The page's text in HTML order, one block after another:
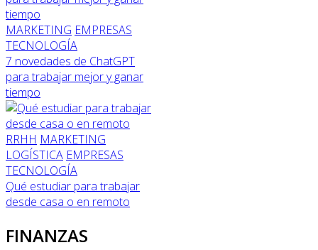
MARKETING EMPRESAS
TECNOLOGÍA
7 novedades de ChatGPT
para trabajar mejor y ganar
tiempo
RRHH MARKETING
LOGÍSTICA EMPRESAS
TECNOLOGÍA
Qué estudiar para trabajar
desde casa o en remoto
FINANZAS